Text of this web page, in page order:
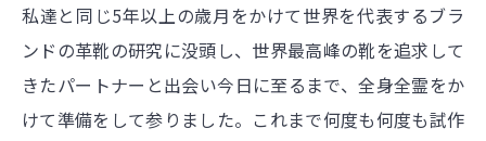
私達と同じ5年以上の歳月をかけて世界を代表するブラ
ンドの革靴の研究に没頭し、世界最高峰の靴を追求して
きたパートナーと出会い今日に至るまで、全身全霊をか
けて準備をして参りました。 これまで何度も何度も試作